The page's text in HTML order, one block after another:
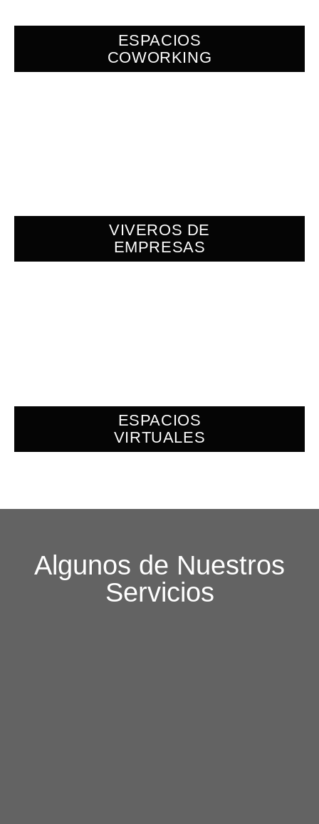
ESPACIOS
COWORKING
VIVEROS DE
EMPRESAS
ESPACIOS
VIRTUALES
Algunos de Nuestros
Servicios